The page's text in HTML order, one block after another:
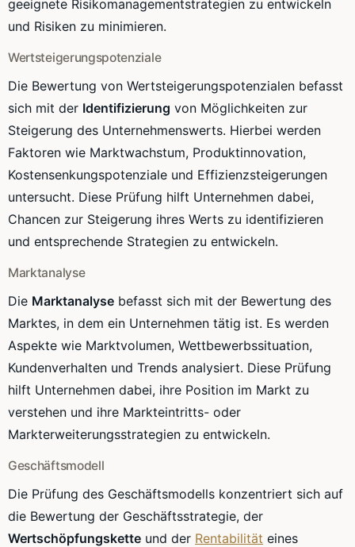
geeignete Risikomanagementstrategien zu entwickeln
und Risiken zu minimieren.
Wertsteigerungspotenziale
Die Bewertung von Wertsteigerungspotenzialen befasst
sich mit der Identifizierung von Möglichkeiten zur
Steigerung des Unternehmenswerts. Hierbei werden
Faktoren wie Marktwachstum, Produktinnovation,
Kostensenkungspotenziale und Effizienzsteigerungen
untersucht. Diese Prüfung hilft Unternehmen dabei,
Chancen zur Steigerung ihres Werts zu identifizieren
und entsprechende Strategien zu entwickeln.
Marktanalyse
Die Marktanalyse befasst sich mit der Bewertung des
Marktes, in dem ein Unternehmen tätig ist. Es werden
Aspekte wie Marktvolumen, Wettbewerbssituation,
Kundenverhalten und Trends analysiert. Diese Prüfung
hilft Unternehmen dabei, ihre Position im Markt zu
verstehen und ihre Markteintritts- oder
Markterweiterungsstrategien zu entwickeln.
Geschäftsmodell
Die Prüfung des Geschäftsmodells konzentriert sich auf
die Bewertung der Geschäftsstrategie, der
Wertschöpfungskette und der Rentabilität eines